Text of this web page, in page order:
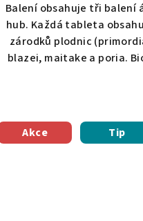
Balení obsahuje tři balení
hub. Každá tableta
zárodků plodnic
blazei, maitake a poria.
Akce Tip